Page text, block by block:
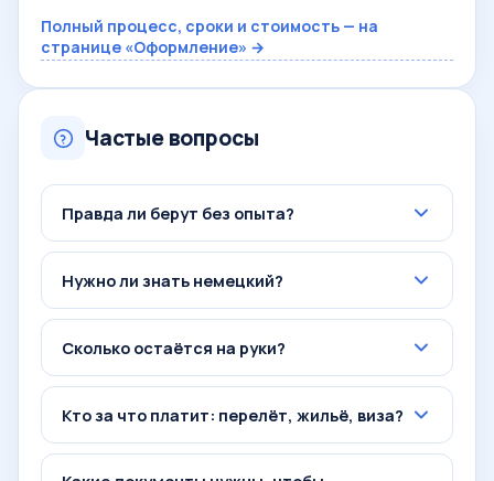
Полный процесс, сроки и стоимость — на
странице «Оформление» →
Частые вопросы
Правда ли берут без опыта?
Нужно ли знать немецкий?
Сколько остаётся на руки?
Кто за что платит: перелёт, жильё, виза?